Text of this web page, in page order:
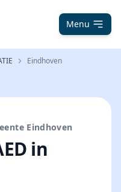
Menu
Eindhoven
Eindhoven
in